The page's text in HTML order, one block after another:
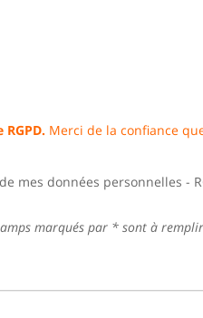
Merci de la confiance
mes données personnelles -
marqués par *sont à